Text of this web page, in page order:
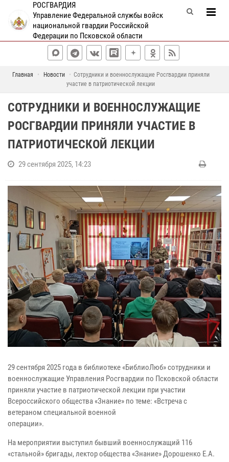
РОСГВАРДИЯ
Управление Федеральной службы войск
национальной гвардии Российской
Федерации по Псковской области
Главная Новости
Сотрудники и военнослужащие Росгвардии приняли
участие в патриотической лекции
СОТРУДНИКИ И ВОЕННОСЛУЖАЩИЕ
РОСГВАРДИИ ПРИНЯЛИ УЧАСТИЕ В
ПАТРИОТИЧЕСКОЙ ЛЕКЦИИ
29 сентября 2025, 14:23
29 сентября 2025 года в библиотеке «БиблиоЛюб» сотрудники и
военнослужащие Управления Росгвардии по Псковской области
приняли участие в патриотической лекции при участии
Всероссийского общества «Знание» по теме: «Встреча с
ветераном специальной военной
операции».
На мероприятии выступил бывший военнослужащий 116
«стальной» бригады, лектор общества «Знание» Дорошенко Е.А.